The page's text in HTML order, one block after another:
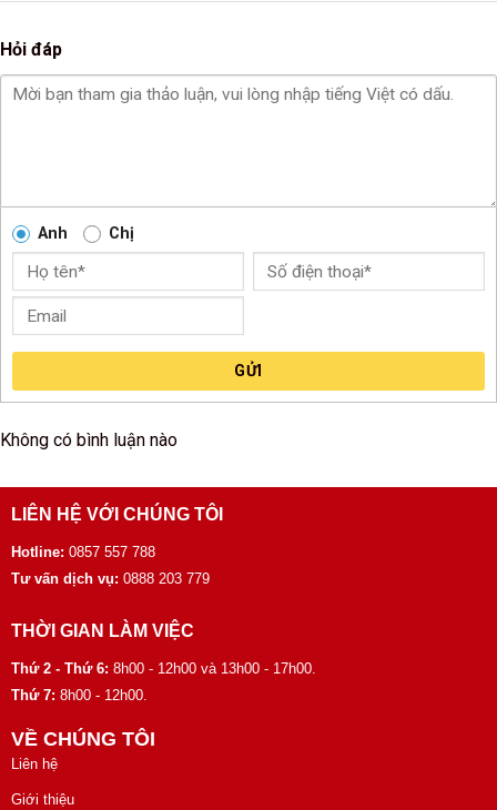
Hỏi đáp
Anh Chị
GỬI
Không có bình luận nào
LIÊN HỆ VỚI CHÚNG TÔI
Hotline: 0857 557 788
Tư vấn dịch vụ: 0888 203 779
THỜI GIAN LÀM VIỆC
Thứ 2 - Thứ 6: 8h00 - 12h00 và 13h00 - 17h00.
Thứ 7: 8h00 - 12h00.
VỀ CHÚNG TÔI
Liên hệ
Giới thiệu